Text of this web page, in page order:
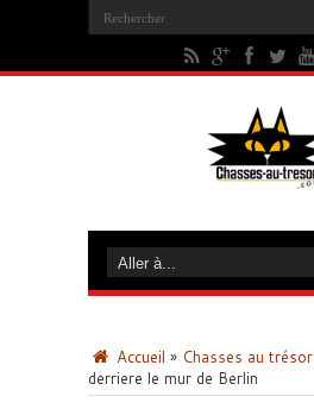
Accueil » Chasses au trésor
derriere le mur de Berlin